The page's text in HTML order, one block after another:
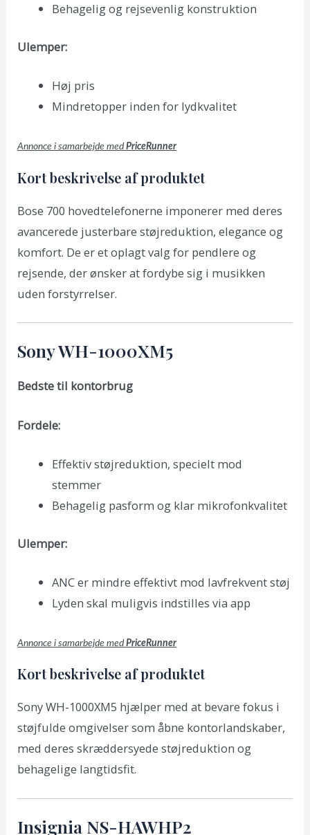
Behagelig og rejsevenlig konstruktion
Ulemper:
Høj pris
Mindretopper inden for lydkvalitet
Annonce i samarbejde medPriceRunner
Kort beskrivelse af produktet
Bose 700 hovedtelefonerne imponerer med deres
avancerede justerbare støjreduktion, elegance og
komfort. De er et oplagt valg for pendlere og
rejsende, der ønsker at fordybe sig i musikken
uden forstyrrelser.
Sony WH-1000XM5
Bedste til kontorbrug
Fordele:
Effektiv støjreduktion, specielt mod
stemmer
Behagelig pasform og klar mikrofonkvalitet
Ulemper:
ANC er mindre effektivt mod lavfrekvent støj
Lyden skal muligvis indstilles via app
Annonce i samarbejde medPriceRunner
Kort beskrivelse af produktet
Sony WH-1000XM5 hjælper med at bevare fokus i
støjfulde omgivelser som åbne kontorlandskaber,
med deres skræddersyede støjreduktion og
behagelige langtidsfit.
Insignia NS-HAWHP2